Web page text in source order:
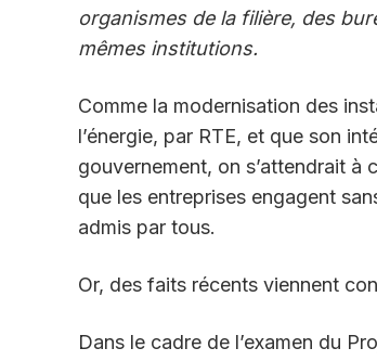
organismes de la filière, des
mêmes institutions.
Comme la modernisation des
l’énergie, par RTE, et que son
gouvernement, on s’attendrait
que les entreprises engagent
admis par tous.
Or, des faits récents viennent
Dans le cadre de l’examen du